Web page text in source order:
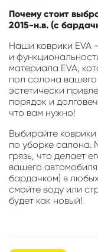
Почему стоит
2015-н.в. (с
Наши коврики EVA
и
материала EVA,
пол салона
эстетически
порядок и
что вам нужно!
Выбирайте
по уборке салона.
грязь, что делает
вашего
бардачком) в
смойте воду или
будет как новый!